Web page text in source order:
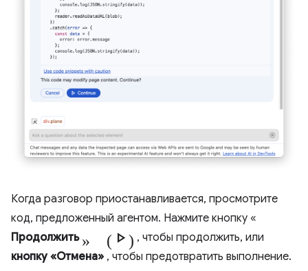
Когда разговор приостанавливается, просмотрите
код, предложенный агентом. Нажмите кнопку «
Продолжить » (Play_arrow) , чтобы продолжить, или
кнопку «Отмена» , чтобы предотвратить выполнение.